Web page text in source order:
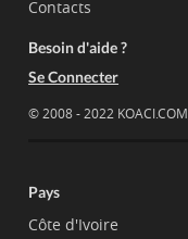
Contacts
Besoin d'aide ?
Se Connecter
© 2008 - 2022 KOACI.COM
Pays
Côte d'Ivoire